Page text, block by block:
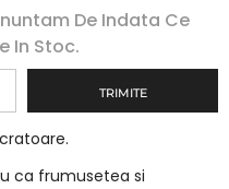
De Indata Ce
In Stoc.
TRIMITE
ca frumusetea si